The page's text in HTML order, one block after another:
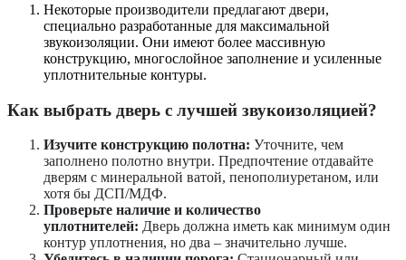
Некоторые производители предлагают двери,
специально разработанные для максимальной
звукоизоляции. Они имеют более массивную
конструкцию, многослойное заполнение и усиленные
уплотнительные контуры.
Как выбрать дверь с лучшей звукоизоляцией?
Изучите конструкцию полотна: Уточните, чем
заполнено полотно внутри. Предпочтение отдавайте
дверям с минеральной ватой, пенополиуретаном, или
хотя бы ДСП/МДФ.
Проверьте наличие и количество
уплотнителей: Дверь должна иметь как минимум один
контур уплотнения, но два – значительно лучше.